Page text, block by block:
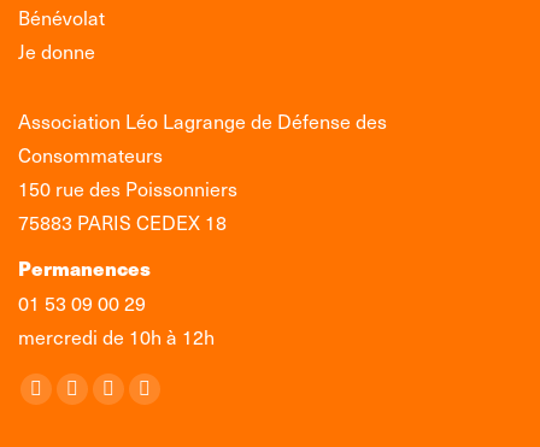
Bénévolat
Je donne
Association Léo Lagrange de Défense des
Consommateurs
150 rue des Poissonniers
75883 PARIS CEDEX 18
Permanences
01 53 09 00 29
mercredi de 10h à 12h
Retrouvez-nous sur :
La
La
La
La